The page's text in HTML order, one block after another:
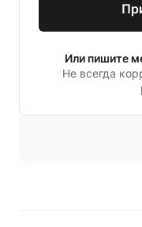
Или пишите
Не всегда